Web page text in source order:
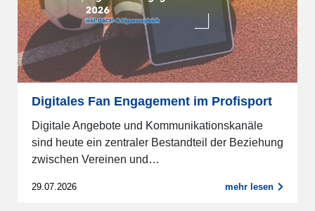
Digitales Fan Engagement im Profisport
Digitale Angebote und Kommunikationskanäle
sind heute ein zentraler Bestandteil der Beziehung
zwischen Vereinen und…
29.07.2026 mehr lesen